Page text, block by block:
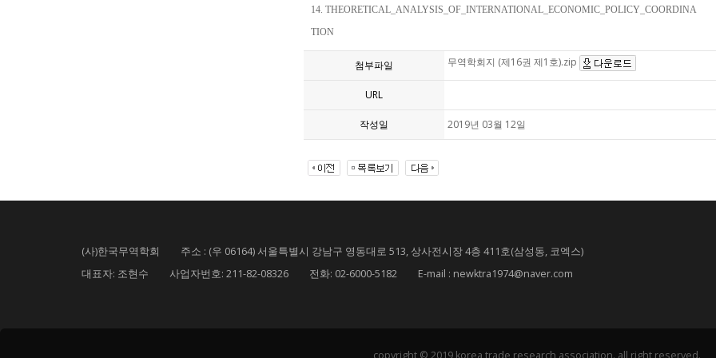
14. THEORETICAL_ANALYSIS_OF_INTERNATIONAL_ECONOMIC_POLICY_COORDINA
TION
첨부파일 무역학회지 (제16권 제1호).zip
URL
작성일 2019년 03월 12일
(사)한국무역학회 주소 : (우 06164) 서울특별시 강남구 영동대로 513, 상사전시장 4층 411호(삼성동, 코엑스)
대표자: 조현수 사업자번호: 211-82-08326 전화: 02-6000-5182 E-mail : newktra1974@naver.com
copyright © 2019 korea trade research association. all right reserved.